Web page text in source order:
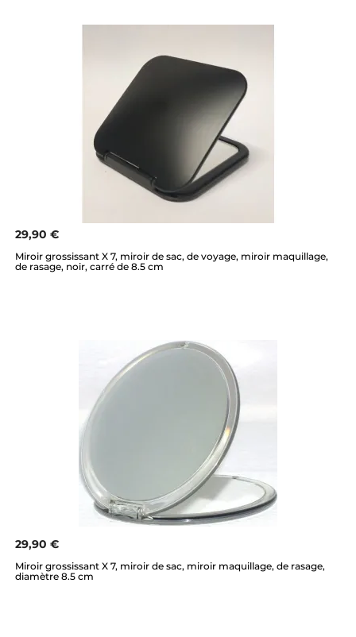
29,90 €
Miroir grossissant X 7, miroir de sac, de voyage, miroir maquillage,
de rasage, noir, carré de 8.5 cm
29,90 €
Miroir grossissant X 7, miroir de sac, miroir maquillage, de rasage,
diamètre 8.5 cm